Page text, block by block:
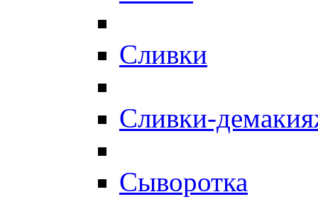
Сливки
Сливки-
Сыворотка